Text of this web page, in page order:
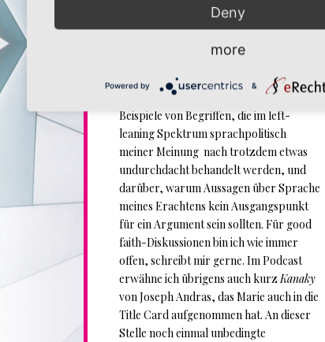
etwas umstritten ist: Sprache bzw.
Sprachpolitik. Ich spreche darüber,
diskriminierungssensible Sprache für
mich nicht Verhandlungssache sind, über
Beispiele von Begriffen, die im left-
leaning Spektrum sprachpolitisch
meiner Meinung nach trotzdem etwas
undurchdacht behandelt werden, und
darüber, warum Aussagen über Sprache
meines Erachtens kein Ausgangspunkt
für ein Argument sein sollten. Für good
faith-Diskussionen bin ich wie immer
offen, schreibt mir gerne. Im Podcast
erwähne ich übrigens auch kurz Kanaky
von Joseph Andras, das Marie auch in die
Title Card aufgenommen hat. An dieser
Stelle noch einmal unbedingte
Deny
more
Powered by &